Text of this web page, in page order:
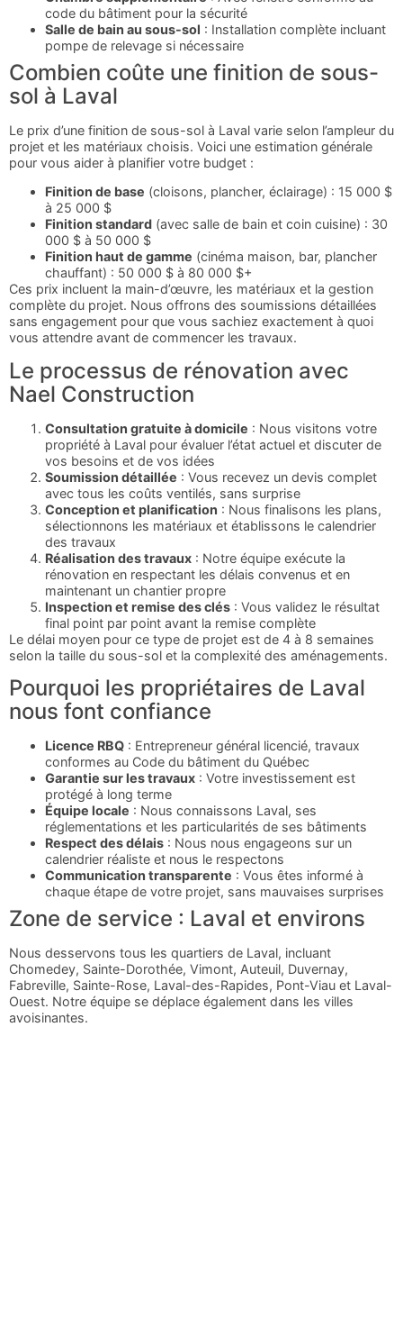
code du bâtiment pour la sécurité
Salle de bain au sous-sol : Installation complète incluant
pompe de relevage si nécessaire
Combien coûte une finition de sous-
sol à Laval
Le prix d’une finition de sous-sol à Laval varie selon l’ampleur du
projet et les matériaux choisis. Voici une estimation générale
pour vous aider à planifier votre budget :
Finition de base (cloisons, plancher, éclairage) : 15 000 $
à 25 000 $
Finition standard (avec salle de bain et coin cuisine) : 30
000 $ à 50 000 $
Finition haut de gamme (cinéma maison, bar, plancher
chauffant) : 50 000 $ à 80 000 $+
Ces prix incluent la main-d’œuvre, les matériaux et la gestion
complète du projet. Nous offrons des soumissions détaillées
sans engagement pour que vous sachiez exactement à quoi
vous attendre avant de commencer les travaux.
Le processus de rénovation avec
Nael Construction
Consultation gratuite à domicile : Nous visitons votre
propriété à Laval pour évaluer l’état actuel et discuter de
vos besoins et de vos idées
Soumission détaillée : Vous recevez un devis complet
avec tous les coûts ventilés, sans surprise
Conception et planification : Nous finalisons les plans,
sélectionnons les matériaux et établissons le calendrier
des travaux
Réalisation des travaux : Notre équipe exécute la
rénovation en respectant les délais convenus et en
maintenant un chantier propre
Inspection et remise des clés : Vous validez le résultat
final point par point avant la remise complète
Le délai moyen pour ce type de projet est de 4 à 8 semaines
selon la taille du sous-sol et la complexité des aménagements.
Pourquoi les propriétaires de Laval
nous font confiance
Licence RBQ : Entrepreneur général licencié, travaux
conformes au Code du bâtiment du Québec
Garantie sur les travaux : Votre investissement est
protégé à long terme
Équipe locale : Nous connaissons Laval, ses
réglementations et les particularités de ses bâtiments
Respect des délais : Nous nous engageons sur un
calendrier réaliste et nous le respectons
Communication transparente : Vous êtes informé à
chaque étape de votre projet, sans mauvaises surprises
Zone de service : Laval et environs
Nous desservons tous les quartiers de Laval, incluant
Chomedey, Sainte-Dorothée, Vimont, Auteuil, Duvernay,
Fabreville, Sainte-Rose, Laval-des-Rapides, Pont-Viau et Laval-
Ouest. Notre équipe se déplace également dans les villes
avoisinantes.